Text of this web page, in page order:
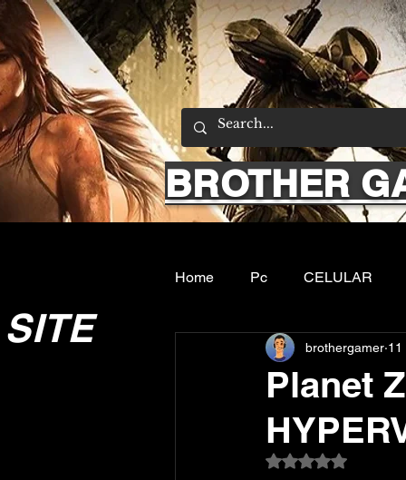
BROTHER
Home Pc CELULAR
Emuladores Sobre nos
Planet
brothergamer 11
Avaliado com